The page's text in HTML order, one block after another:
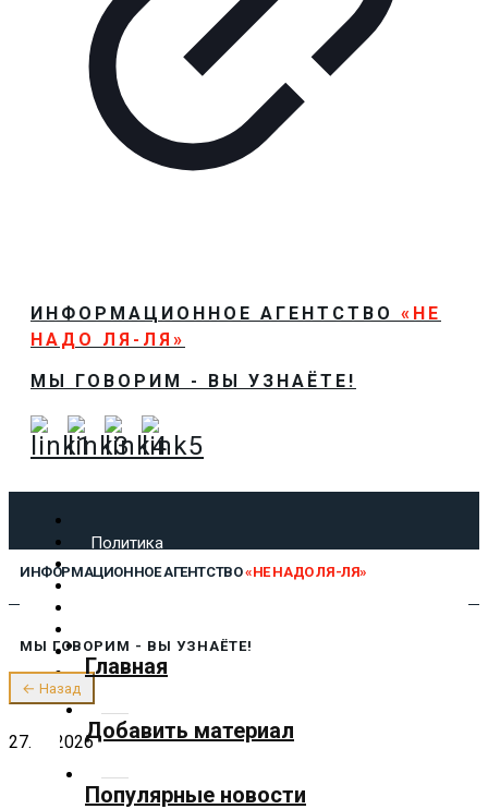
ИНФОРМАЦИОННОЕ АГЕНТСТВО «НЕ
НАДО ЛЯ-ЛЯ»
МЫ ГОВОРИМ - ВЫ УЗНАЁТЕ!
Политика
Экономика
Культура
Предложить новость
✕
ИНФОРМАЦИОННОЕ АГЕНТСТВО«НЕ НАДО ЛЯ-ЛЯ»
Главная
Добавить материал
Популярные новости
МЫ ГОВОРИМ - ВЫ УЗНАЁТЕ!
← Назад
27.04.2026